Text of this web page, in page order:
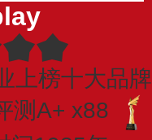
上榜十大品牌
测A+ x88